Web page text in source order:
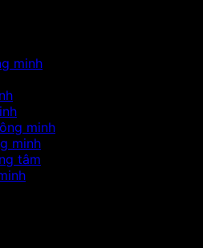
minh
minh
minh
tâm